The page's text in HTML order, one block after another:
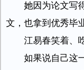
她因为论文写
文，也拿到优秀毕
江易春笑着、
如果说自己这